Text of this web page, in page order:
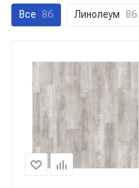
Все 86 Линолеум 86